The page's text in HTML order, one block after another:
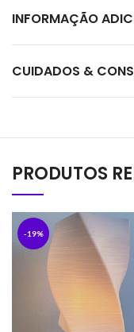
INFORMAÇÃO
CUIDADOS &
PRODUTOS
-19%